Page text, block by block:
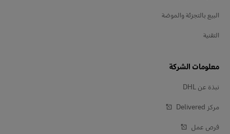
البيع بالتجزئة والموضة
التقنية
معلومات الشركة
نبذة عن DHL
مركز Delivered‎
فرص عمل